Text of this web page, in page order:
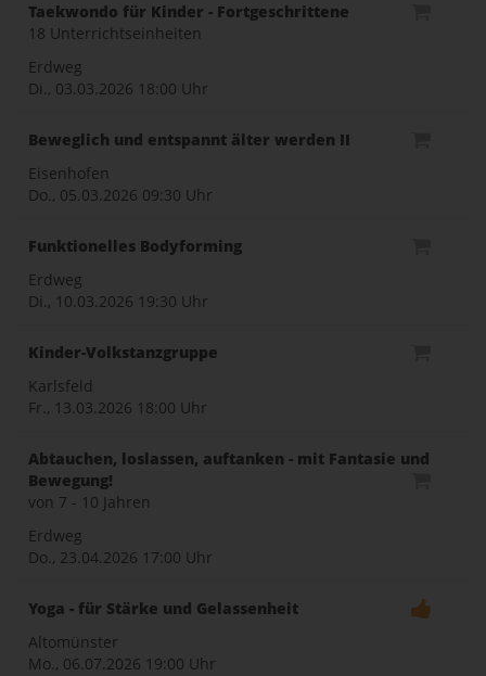
Taekwondo für Kinder - Fortgeschrittene
18 Unterrichtseinheiten
Erdweg
Di., 03.03.2026 18:00 Uhr
Beweglich und entspannt älter werden II
Eisenhofen
Do., 05.03.2026 09:30 Uhr
Funktionelles Bodyforming
Erdweg
Di., 10.03.2026 19:30 Uhr
Kinder-Volkstanzgruppe
Karlsfeld
Fr., 13.03.2026 18:00 Uhr
Abtauchen, loslassen, auftanken - mit Fantasie und
Bewegung!
von 7 - 10 Jahren
Erdweg
Do., 23.04.2026 17:00 Uhr
Yoga - für Stärke und Gelassenheit
Altomünster
Mo., 06.07.2026 19:00 Uhr